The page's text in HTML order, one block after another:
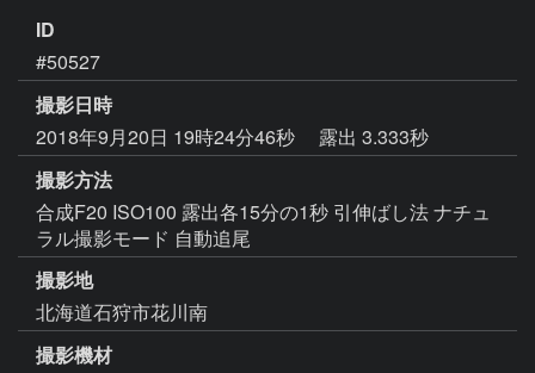
ID
#50527
撮影日時
2018年9月20日 19時24分46秒
露出 3.333秒
撮影方法
合成F20 ISO100 露出各15分の1秒 引伸ばし法 ナチュ
ラル撮影モード 自動追尾
撮影地
北海道石狩市花川南
撮影機材